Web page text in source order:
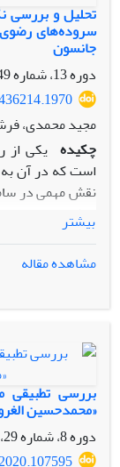
تحلیل و بررسی
سروده‌های
جانسون
دوره 13، شماره 49، بهار 1404، صفحه
مجید محمدی،
چکیده یکی از
است که در آن به
نقش مهمی در
روش توصیفی-
کارکرد
معناشناسی،
و باقی را
طرح‌وارۀ
همچنین همسو
این است که
خلاقیت و
بیشتر
مشاهده مقاله
بررسی
«محمدحسین
دوره 8، شماره 29، بهار 1399، صفحه